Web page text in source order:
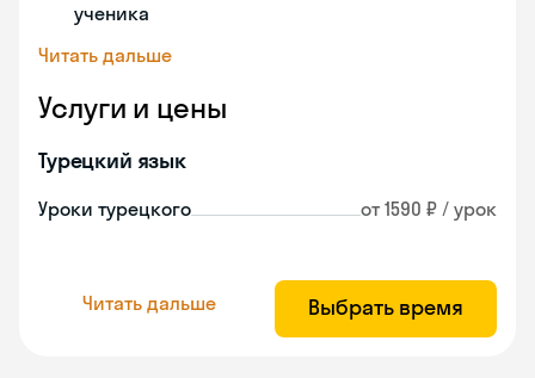
ученика
Читать дальше
Услуги и цены
Турецкий язык
Уроки турецкого от 1590 ₽ / урок
Читать дальше Выбрать время